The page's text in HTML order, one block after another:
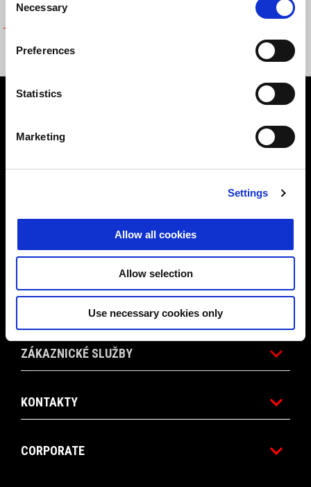
Selection
Necessary
Preferences
Statistics
Marketing
Settings
Allow all cookies
Allow selection
Use necessary cookies only
REPLICA
Footer
PŘÍSLUŠENSTVÍ
ZÁKAZNICKÉ SLUŽBY
KONTAKTY
CORPORATE